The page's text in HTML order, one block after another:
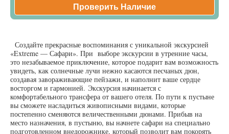
Проверить Наличие
Создайте прекрасные воспоминания с уникальной экскурсией
«Extreme — Сафари». При выборе экскурсии в утренние часы,
это незабываемое приключение, которое подарит вам возможность
увидеть, как солнечные лучи нежно касаются песчаных дюн,
создавая завораживающие пейзажи, и наполнит ваше сердце
восторгом и гармонией. Экскурсия начинается с
комфортабельного трансфера от вашего отеля. По пути к пустыне
вы сможете насладиться живописными видами, которые
постепенно сменяются величественными дюнами. Прибыв на
место назначения, в пустыню, вы начнете сафари на специально
подготовленном внедорожнике, который позволит вам покорять